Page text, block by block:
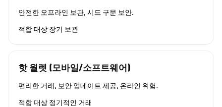
안전한 오프라인 보관, 시드 구문 보안.
적합 대상 장기 보관
핫 월렛 (모바일/소프트웨어)
편리한 거래, 보안 업데이트 제공, 온라인 위험.
적합 대상 정기적인 거래